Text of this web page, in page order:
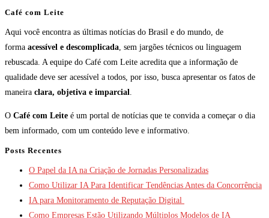
Café com Leite
Aqui você encontra as últimas notícias do Brasil e do mundo, de
forma acessível e descomplicada, sem jargões técnicos ou linguagem
rebuscada. A equipe do Café com Leite acredita que a informação de
qualidade deve ser acessível a todos, por isso, busca apresentar os fatos de
maneira clara, objetiva e imparcial.
O Café com Leite é um portal de notícias que te convida a começar o dia
bem informado, com um conteúdo leve e informativo.
Posts Recentes
O Papel da IA na Criação de Jornadas Personalizadas
Como Utilizar IA Para Identificar Tendências Antes da Concorrência
IA para Monitoramento de Reputação Digital
Como Empresas Estão Utilizando Múltiplos Modelos de IA